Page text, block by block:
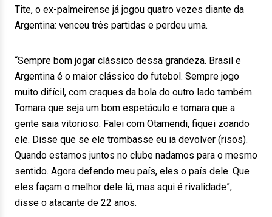
Tite, o ex-palmeirense já jogou quatro vezes diante da
Argentina: venceu três partidas e perdeu uma.
“Sempre bom jogar clássico dessa grandeza. Brasil e
Argentina é o maior clássico do futebol. Sempre jogo
muito difícil, com craques da bola do outro lado também.
Tomara que seja um bom espetáculo e tomara que a
gente saia vitorioso. Falei com Otamendi, fiquei zoando
ele. Disse que se ele trombasse eu ia devolver (risos).
Quando estamos juntos no clube nadamos para o mesmo
sentido. Agora defendo meu país, eles o país dele. Que
eles façam o melhor dele lá, mas aqui é rivalidade”,
disse o atacante de 22 anos.